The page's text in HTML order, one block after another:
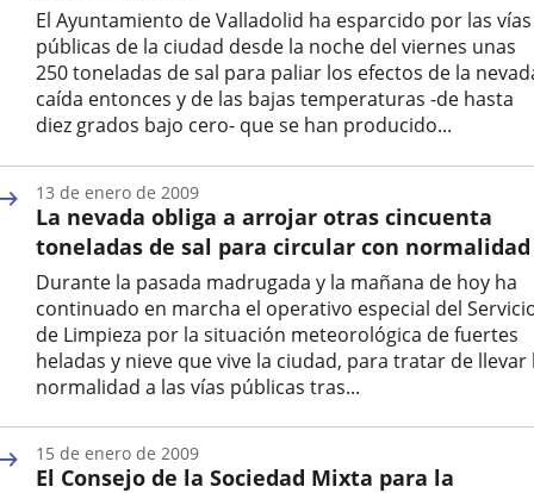
El Ayuntamiento de Valladolid ha esparcido por las vías
públicas de la ciudad desde la noche del viernes unas
250 toneladas de sal para paliar los efectos de la
caída entonces y de las bajas temperaturas -de hasta
diez grados bajo cero- que se han producido...
la
noticia
La nevada obliga a arrojar otras cincuenta
toneladas de sal para circular con normalidad
Durante la pasada madrugada y la mañana de hoy ha
continuado en marcha el operativo especial del
de Limpieza por la situación meteorológica de fuertes
heladas y nieve que vive la ciudad, para tratar de llevar
normalidad a las vías públicas tras...
la
noticia
13 de enero de 2009
El Consejo de la Sociedad Mixta para la
15 de enero de 2009